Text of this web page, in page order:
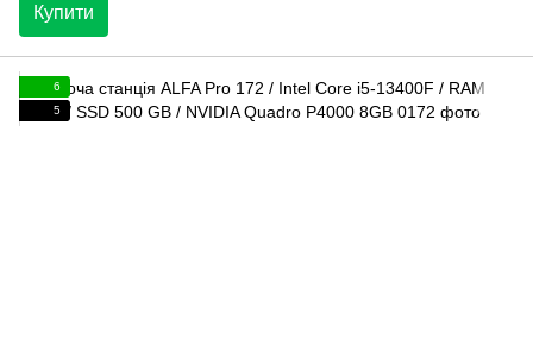
Купити
6
5